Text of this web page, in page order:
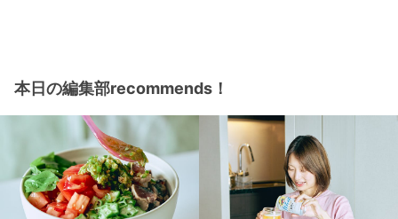
本日の編集部recommends！